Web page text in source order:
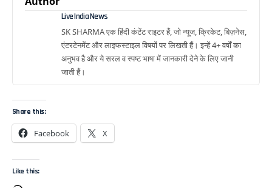
Live India News
SK SHARMA एक हिंदी कंटेंट राइटर हैं, जो न्यूज, क्रिकेट, बिज़नेस,
एंटरटेनमेंट और लाइफस्टाइल विषयों पर लिखती हैं। इन्हें 4+ वर्षों का
अनुभव है और ये सरल व स्पष्ट भाषा में जानकारी देने के लिए जानी
जाती हैं।
Share this:
Facebook X
Like this: